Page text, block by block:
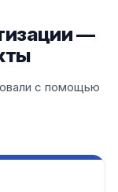
—
с помощью